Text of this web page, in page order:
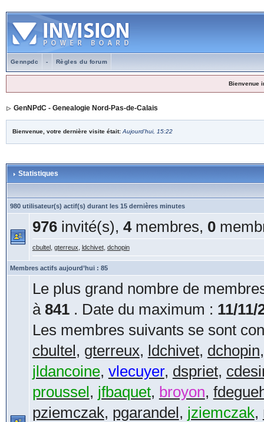
Gennpdc - Règles du forum
Bienvenue
GenNPdC - Genealogie Nord-Pas-de-Calais
Bienvenue, votre dernière visite était: Aujourd'hui, 15:22
Statistiques
980 utilisateur(s) actif(s) durant les 15 dernières minutes
976invité(s), 4membres, 0
cbultel, gterreux ldchivet, dchopin
Membres actifs aujourd’hui : 85
Le plus grand nombre de
à 841. Date du maximum : 11/11/
Les membres suivants se sont
cbultel, gterreux, ldchivet, dchopin
jldancoine, vlecuyer, dspriet,
proussel, jfbaquet, broyon,
pziemczak, pgarandel, jziemczak,